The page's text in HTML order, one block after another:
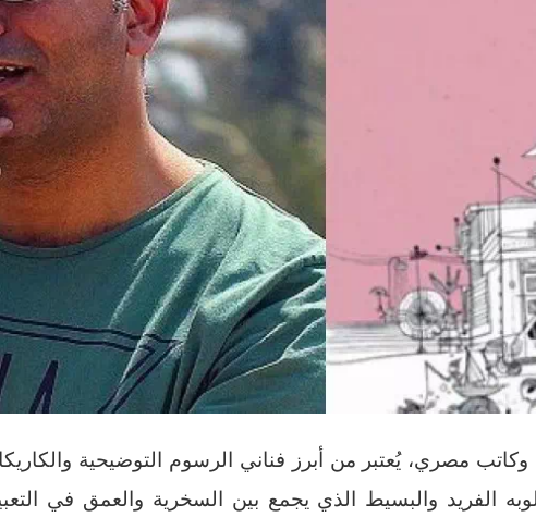
مصري، يُعتبر من أبرز فناني الرسوم التوضيحية
الفريد والبسيط الذي يجمع بين السخرية والعمق في